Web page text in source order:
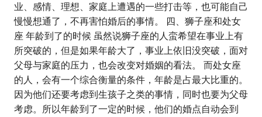
业、感情、理想、家庭上遭遇的一些打击等，也可能自己
慢慢想通了，不再害怕婚后的事情。 四、狮子座和处女
座 年龄到了的时候 虽然说狮子座的人蛮希望在事业上有
所突破的，但是如果年龄大了，事业上依旧没突破，面对
父母与家庭的压力，也会改变对婚姻的看法。 而处女座
的人，会有一个综合衡量的条件，年龄是占最大比重的。
因为他们还要考虑到生孩子之类的事情，同时也要为父母
考虑。所以年龄到了一定的时候，他们的婚点自动会到